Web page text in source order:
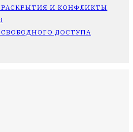
И КОНФЛИКТЫ
ДОСТУПА